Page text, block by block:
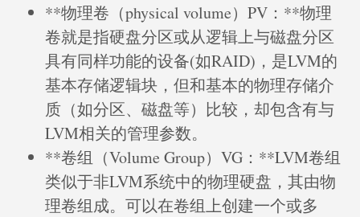
**物理卷（physical volume）PV：**物理
卷就是指硬盘分区或从逻辑上与磁盘分区
具有同样功能的设备(如RAID)，是LVM的
基本存储逻辑块，但和基本的物理存储介
质（如分区、磁盘等）比较，却包含有与
LVM相关的管理参数。
**卷组（Volume Group）VG：**LVM卷组
类似于非LVM系统中的物理硬盘，其由物
理卷组成。可以在卷组上创建一个或多